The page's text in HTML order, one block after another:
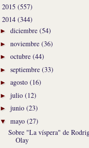
2015 (557)
2014 (344)
► diciembre (54)
► noviembre (36)
► octubre (44)
► septiembre (33)
► agosto (16)
► julio (12)
► junio (23)
▼ mayo (27)
Sobre "La víspera" de
Olay